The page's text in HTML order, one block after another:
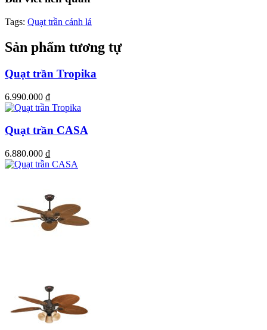
Quạt trần trong nhà / ngoài trời nhiệt đới với điều
khiển từ xa, cánh lá chống chịu thời tiết và bộ đèn
Tags: Quạt trần cánh lá
Sản phẩm tương tự
Quạt trần Tropika
6.990.000 ₫
Quạt trần CASA
6.880.000 ₫